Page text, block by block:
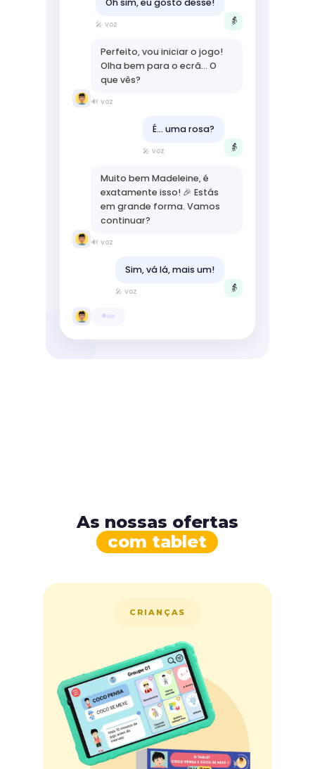
👵
Oh sim, eu gosto desse!
🎤 voz
Perfeito, vou iniciar o jogo!
Olha bem para o ecrã... O
que vês?
🔊 voz
👵
É... uma rosa?
🎤 voz
Muito bem Madeleine, é
exatamente isso! 🎉 Estás
em grande forma. Vamos
continuar?
🔊 voz
👵
Sim, vá lá, mais um!
🎤 voz
As nossas ofertas
com tablet
CRIANÇAS